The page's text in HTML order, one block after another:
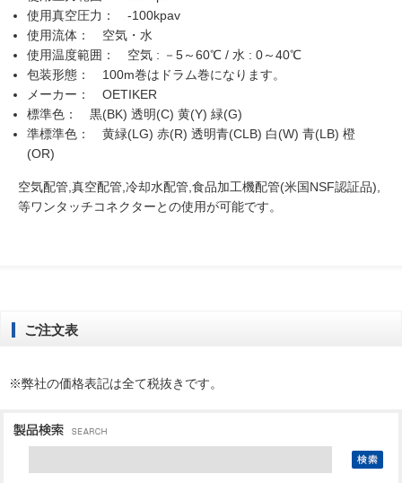
使用真空圧力： -100kpav
使用流体： 空気・水
使用温度範囲： 空気 : －5～60℃ / 水 : 0～40℃
包装形態： 100m巻はドラム巻になります。
メーカー： OETIKER
標準色： 黒(BK) 透明(C) 黄(Y) 緑(G)
準標準色： 黄緑(LG) 赤(R) 透明青(CLB) 白(W) 青(LB) 橙
(OR)
空気配管,真空配管,冷却水配管,食品加工機配管(米国NSF認証品),
等ワンタッチコネクターとの使用が可能です。
ご注文表
※弊社の価格表記は全て税抜きです。